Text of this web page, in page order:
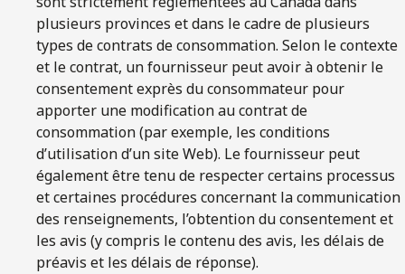
plusieurs provinces et dans le cadre de plusieurs
types de contrats de consommation. Selon le contexte
et le contrat, un fournisseur peut avoir à obtenir le
consentement exprès du consommateur pour
apporter une modification au contrat de
consommation (par exemple, les conditions
d’utilisation d’un site Web). Le fournisseur peut
également être tenu de respecter certains processus
et certaines procédures concernant la communication
des renseignements, l’obtention du consentement et
les avis (y compris le contenu des avis, les délais de
préavis et les délais de réponse).